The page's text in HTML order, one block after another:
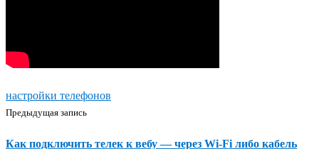
настройки телефонов
Предыдущая запись
Как подключить телек к вебу — через Wi-Fi либо кабель